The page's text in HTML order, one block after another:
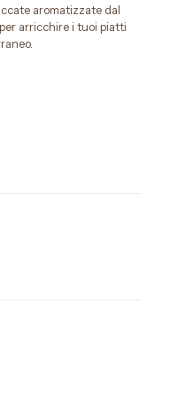
aromatizzate dal
arricchire i tuoi piatti